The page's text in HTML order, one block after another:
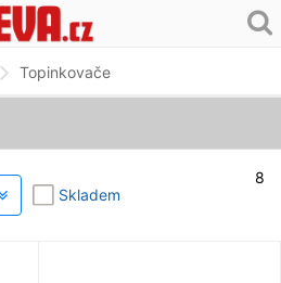
Topinkovače
8
Skladem